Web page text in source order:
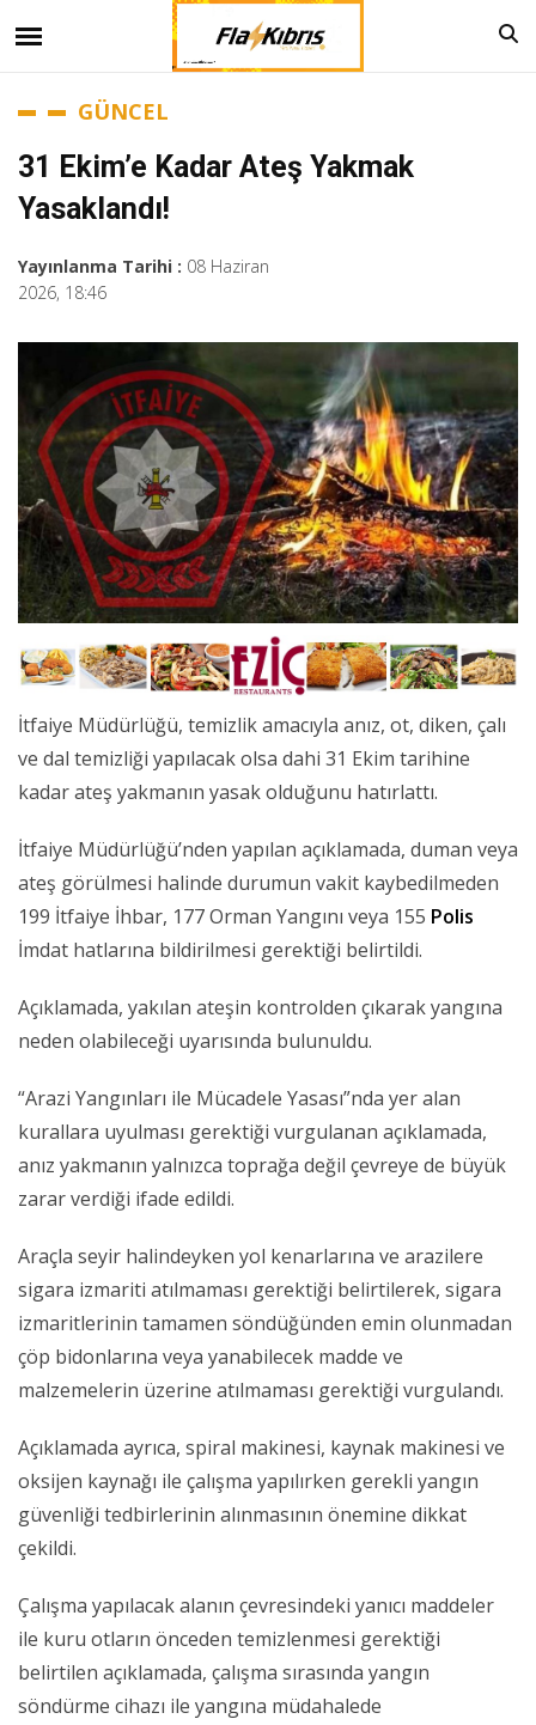
GÜNCEL
31 Ekim’e Kadar Ateş Yakmak
Yasaklandı!
Yayınlanma Tarihi : 08 Haziran
2026, 18:46
İtfaiye Müdürlüğü, temizlik amacıyla anız, ot, diken, çalı
ve dal temizliği yapılacak olsa dahi 31 Ekim tarihine
kadar ateş yakmanın yasak olduğunu hatırlattı.
İtfaiye Müdürlüğü’nden yapılan açıklamada, duman veya
ateş görülmesi halinde durumun vakit kaybedilmeden
199 İtfaiye İhbar, 177 Orman Yangını veya 155 Polis
İmdat hatlarına bildirilmesi gerektiği belirtildi.
Açıklamada, yakılan ateşin kontrolden çıkarak yangına
neden olabileceği uyarısında bulunuldu.
“Arazi Yangınları ile Mücadele Yasası”nda yer alan
kurallara uyulması gerektiği vurgulanan açıklamada,
anız yakmanın yalnızca toprağa değil çevreye de büyük
zarar verdiği ifade edildi.
Araçla seyir halindeyken yol kenarlarına ve arazilere
sigara izmariti atılmaması gerektiği belirtilerek, sigara
izmaritlerinin tamamen söndüğünden emin olunmadan
çöp bidonlarına veya yanabilecek madde ve
malzemelerin üzerine atılmaması gerektiği vurgulandı.
Açıklamada ayrıca, spiral makinesi, kaynak makinesi ve
oksijen kaynağı ile çalışma yapılırken gerekli yangın
güvenliği tedbirlerinin alınmasının önemine dikkat
çekildi.
Çalışma yapılacak alanın çevresindeki yanıcı maddeler
ile kuru otların önceden temizlenmesi gerektiği
belirtilen açıklamada, çalışma sırasında yangın
söndürme cihazı ile yangına müdahalede